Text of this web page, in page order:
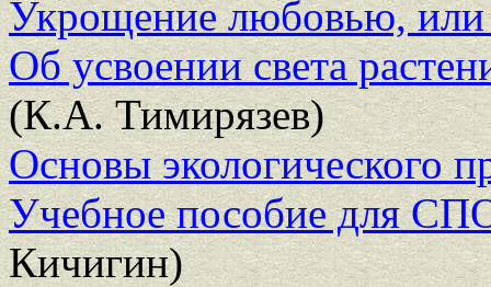
Укрощение любовью,
Об усвоении света
(К.А. Тимирязев)
Основы экологического
Учебное пособие для
Кичигин)